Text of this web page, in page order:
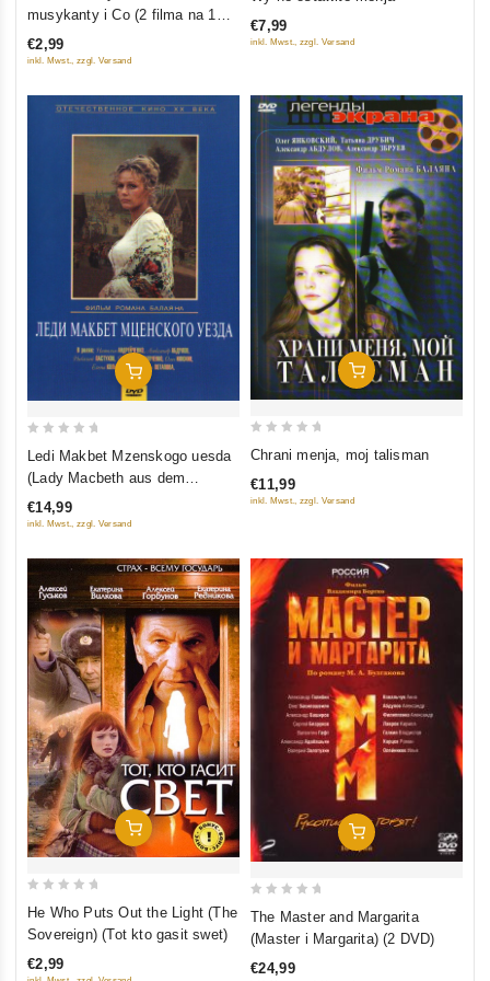
5
musykanty i Co (2 filma na 1
diske)
€2,99
inkl. Mwst., zzgl. Versand
out
of
€7,99
inkl. Mwst., zzgl. Versand
In Den Warenkorb
5
Ledi Makbet Mzenskogo uesda
(Lady Macbeth aus dem
Landkreis Mzensk)
€14,99
inkl. Mwst., zzgl. Versand
In Den Warenkorb
of
Chrani menja, moj talisman
€11,99
inkl. Mwst., zzgl. Versand
In Den Warenkorb
5
He Who Puts Out the Light (The
Sovereign) (Tot kto gasit swet)
€2,99
In Den Warenkorb
5
The Master and Margarita
(Master i Margarita) (2 DVD)
€24,99